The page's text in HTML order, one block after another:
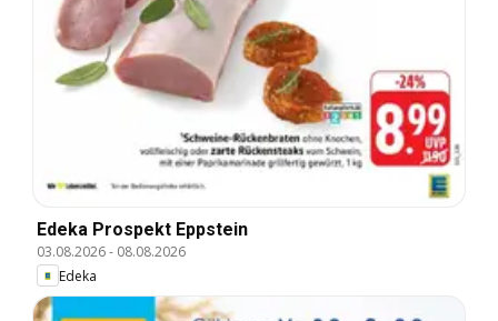
Edeka Prospekt Eppstein
03.08.2026- 08.08.2026
Edeka